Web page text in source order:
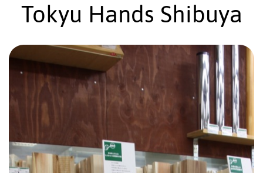
Tokyu Hands Shibuya